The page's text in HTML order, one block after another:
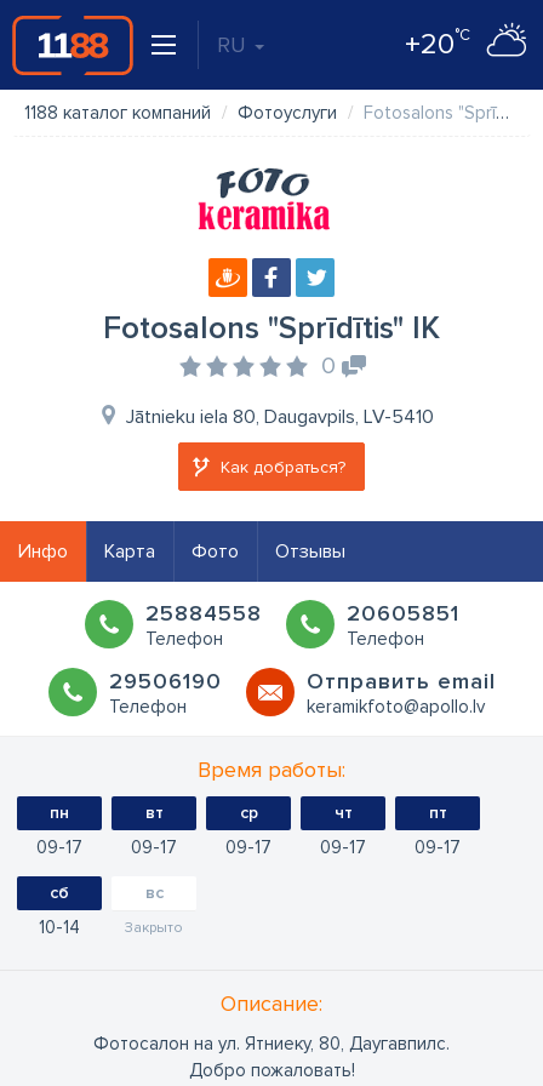
RU +20°C
1188 каталог компаний Фотоуслуги Fotosalons "Sprīdītis" IK
Fotosalons "Sprīdītis" IK
0
Jātnieku iela 80, Daugavpils, LV-5410
Как добраться?
Инфо Карта Фото Отзывы
25884558
Телефон
20605851
Телефон
29506190
Телефон
Oтправить email
keramikfoto@apollo.lv
Время работы:
пн
09 17
вт
09 17
ср
09 17
чт
09 17
пт
09 17
сб
10 14
вс
Закрыто
Oписание:
Фотосалон на ул. Ятниеку, 80, Даугавпилс.
Добро пожаловать!